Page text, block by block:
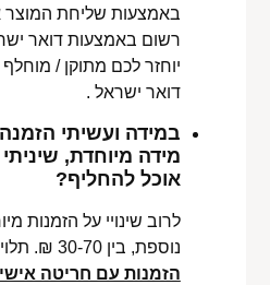
באמצעות שליחת המוצר
רשום באמצעות דואר
יוחזר לכם מתוקן /
דואר ישראל .
במידה ועשיתי
מידה מיוחדת,
אוכל להחליף?
לרוב שינויי על הזמנות
נוספת, בין 30-70 ₪. תלוי במקרה,
הזמנות עם חריטה